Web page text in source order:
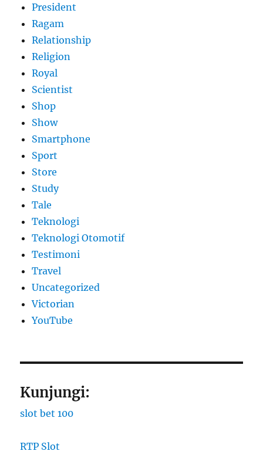
President
Ragam
Relationship
Religion
Royal
Scientist
Shop
Show
Smartphone
Sport
Store
Study
Tale
Teknologi
Teknologi Otomotif
Testimoni
Travel
Uncategorized
Victorian
YouTube
Kunjungi:
slot bet 100
RTP Slot